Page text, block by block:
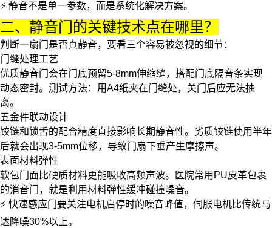
⚡ 静音不是单一参数，而是系统化解决方案。
二、静音门的关键技术点在哪里？
判断一扇门是否真静音，要看三个容易被忽视的细节：
门缝处理工艺
优质静音门会在门底预留5-8mm伸缩缝，搭配门底隔音条实现
动态密封。测试方法：用A4纸夹在门缝处，关门后应无法抽
离。
五金件联动设计
铰链和锁舌的配合精度直接影响长期静音性。劣质铰链使用半年
后就会出现3-5mm位移，导致门扇下垂产生摩擦声。
表面材料弹性
软包门面比硬质材料更能吸收高频声波。医院常用PU皮革包裹
的消音门
，就是利用材料弹性缓冲碰撞噪音。
⚡ 快速感应门要关注电机启停时的噪音峰值，伺服电机比传统马
达降噪30%以上。